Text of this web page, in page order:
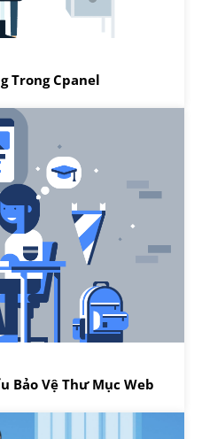
Trong Cpanel
Bảo Vệ Thư Mục Web